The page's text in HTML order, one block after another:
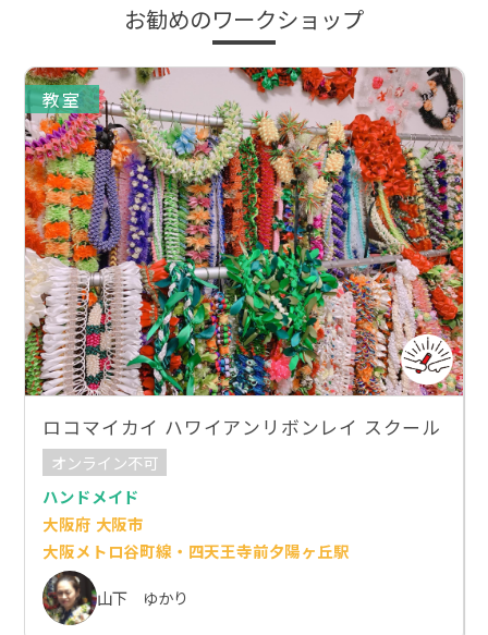
お勧めのワークショップ
教室
ロコマイカイ ハワイアンリボンレイ スクール
オンライン不可
ハンドメイド
大阪府 大阪市
大阪メトロ谷町線・四天王寺前夕陽ヶ丘駅
山下 ゆかり